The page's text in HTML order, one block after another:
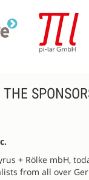
+ Rölke mbH,
from all over